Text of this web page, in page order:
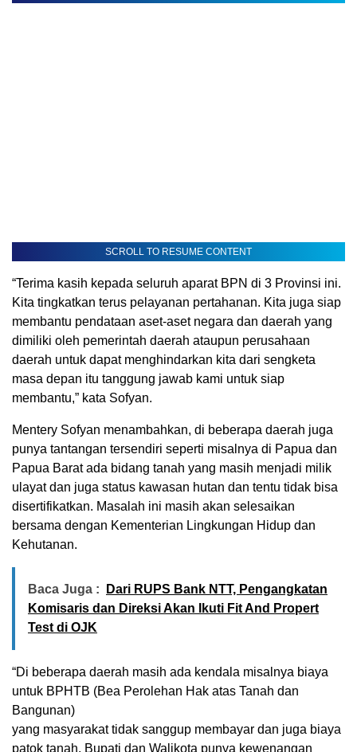
SCROLL TO RESUME CONTENT
“Terima kasih kepada seluruh aparat BPN di 3 Provinsi ini.
Kita tingkatkan terus pelayanan pertahanan. Kita juga siap
membantu pendataan aset-aset negara dan daerah yang
dimiliki oleh pemerintah daerah ataupun perusahaan
daerah untuk dapat menghindarkan kita dari sengketa
masa depan itu tanggung jawab kami untuk siap
membantu,” kata Sofyan.
Mentery Sofyan menambahkan, di beberapa daerah juga
punya tantangan tersendiri seperti misalnya di Papua dan
Papua Barat ada bidang tanah yang masih menjadi milik
ulayat dan juga status kawasan hutan dan tentu tidak bisa
disertifikatkan. Masalah ini masih akan selesaikan
bersama dengan Kementerian Lingkungan Hidup dan
Kehutanan.
Baca Juga :
Dari RUPS Bank NTT, Pengangkatan
Komisaris dan Direksi Akan Ikuti Fit And Propert
Test di OJK
“Di beberapa daerah masih ada kendala misalnya biaya
untuk BPHTB (Bea Perolehan Hak atas Tanah dan
Bangunan)
yang masyarakat tidak sanggup membayar dan juga biaya
patok tanah. Bupati dan Walikota punya kewenangan